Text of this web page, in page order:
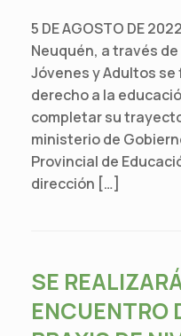
5 DE AGOSTO DE
Neuquén, a través
Jóvenes y Adultos
derecho a la
completar su
ministerio de
Provincial de
dirección […]
SE
ENCUENTRO